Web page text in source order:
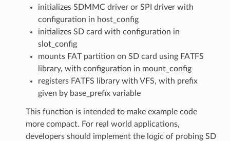
initializes SDMMC driver or SPI driver with
configuration in host_config
initializes SD card with configuration in
slot_config
mounts FAT partition on SD card using FATFS
library, with configuration in mount_config
registers FATFS library with VFS, with prefix
given by base_prefix variable
This function is intended to make example code
more compact. For real world applications,
developers should implement the logic of probing SD